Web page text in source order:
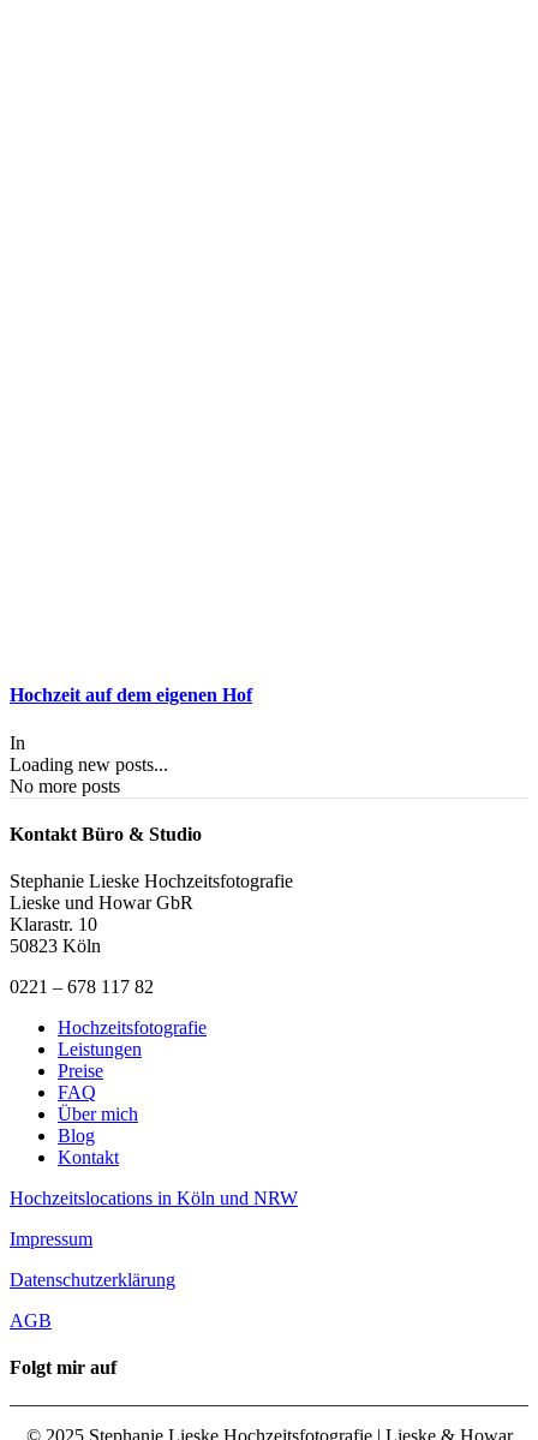
Hochzeit auf dem eigenen Hof
In
Loading new posts...
No more posts
Kontakt Büro & Studio
Stephanie Lieske Hochzeitsfotografie
Lieske und Howar GbR
Klarastr. 10
50823 Köln
0221 – 678 117 82
Hochzeitsfotografie
Leistungen
Preise
FAQ
Über mich
Blog
Kontakt
Hochzeitslocations in Köln und NRW
Impressum
Datenschutzerklärung
AGB
Folgt mir auf
© 2025 Stephanie Lieske Hochzeitsfotografie | Lieske & Howar